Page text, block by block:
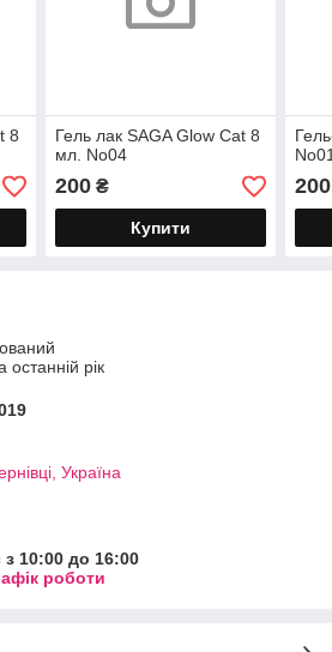
8
Гель лак SAGA Glow Cat 8
мл. No04
200₴
Купити
200
останній рік
Україна
10:00 до 16:00
роботи